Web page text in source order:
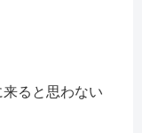
ると思わない